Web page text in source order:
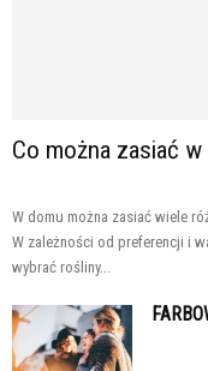
Co można zasiać w
W domu można zasiać wiele
W zależności od preferencji i
wybrać rośliny...